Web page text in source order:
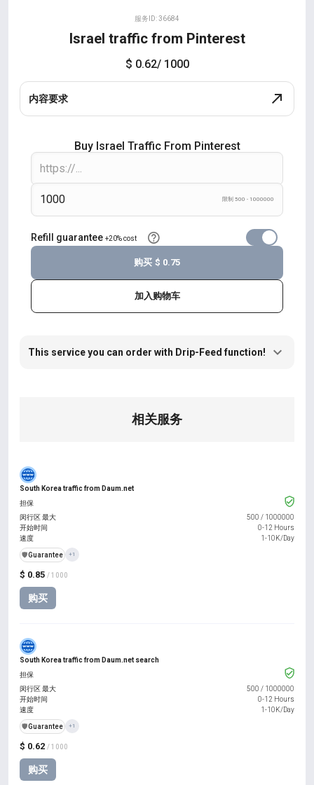
服务ID: 36684
Israel traffic from Pinterest
$ 0.62/ 1000
内容要求
Buy Israel Traffic From Pinterest
限制 500 - 1000000
Refill guarantee +20% cost
加入购物车
购买 $ 0.75
This service you can order with Drip-Feed function!
相关服务
South Korea traffic from Daum.net
$ 0.85 / 1000
购买
担保
闵行区 最大
500 / 1000000
开始时间
0-12 Hours
速度
1-10K/Day
️🛡️Guarantee +1
South Korea traffic from Daum.net search
$ 0.62 / 1000
购买
担保
闵行区 最大
500 / 1000000
开始时间
0-12 Hours
速度
1-10K/Day
️🛡️Guarantee +1